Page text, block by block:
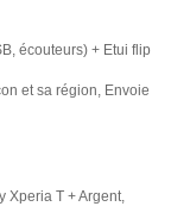
écouteurs) + Etui flip
et sa région, Envoie
Xperia T + Argent,